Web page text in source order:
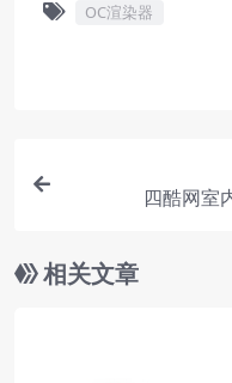
OC渲染器
四酷网室
相关文章